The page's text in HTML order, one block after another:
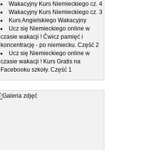
Wakacyjny Kurs Niemieckiego cz. 4
Wakacyjny Kurs Niemieckiego cz. 3
Kurs Angielskiego Wakacyjny
Ucz się Niemieckiego online w
czasie wakacji ! Ćwicz pamięć i
koncentrację - po niemiecku. Część 2
Ucz się Niemieckiego online w
czasie wakacji ! Kurs Gratis na
Facebooku szkoły. Część 1